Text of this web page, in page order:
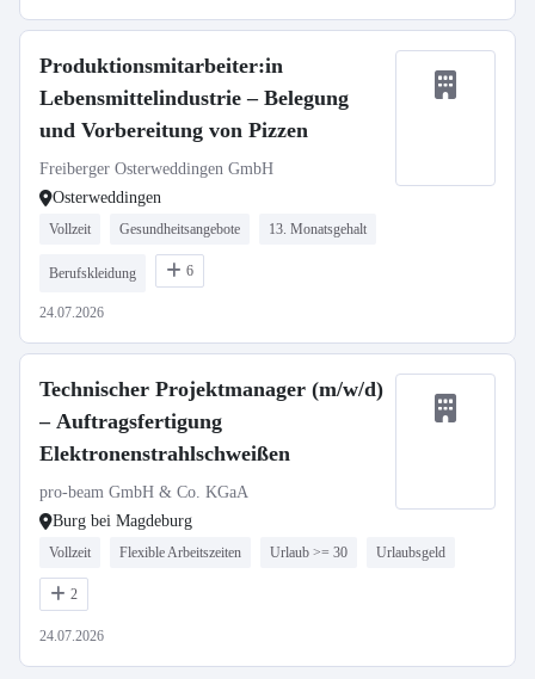
Produktionsmitarbeiter:in
Lebensmittelindustrie – Belegung
und Vorbereitung von Pizzen
Freiberger Osterweddingen GmbH
Osterweddingen
Vollzeit Gesundheitsangebote 13. Monatsgehalt
Berufskleidung 6
24.07.2026
Technischer Projektmanager (m/w/d)
– Auftragsfertigung
Elektronenstrahlschweißen
pro-beam GmbH & Co. KGaA
Burg bei Magdeburg
Vollzeit Flexible Arbeitszeiten Urlaub >= 30 Urlaubsgeld
2
24.07.2026